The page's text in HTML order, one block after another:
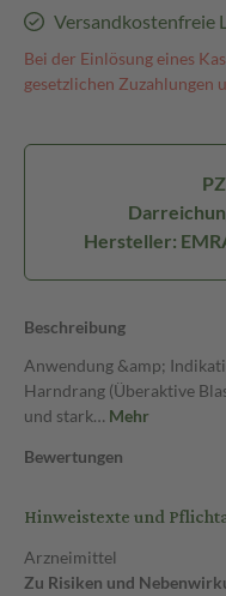
Versandkostenfreie
Bei der Einlösung eines
gesetzlichen Zuzahlungen
Hersteller:
Beschreibung
Anwendung &amp;
Harndrang (Überaktive
und stark… Mehr
Bewertungen
Hinweistexte und
Arzneimittel
Zu Risiken und